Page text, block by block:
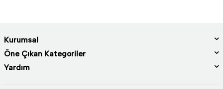
Kurumsal
Öne Çıkan Kategoriler
Yardım